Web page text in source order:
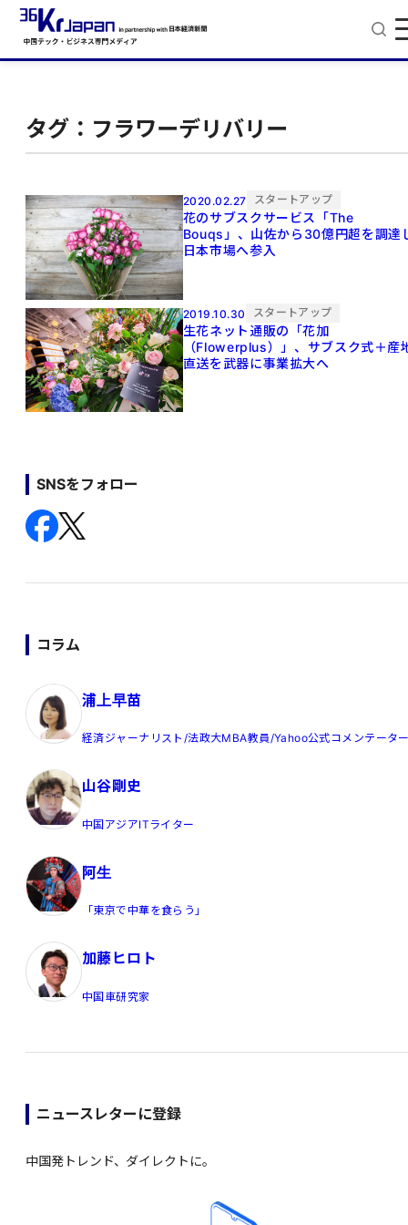
タグ：フラワーデリバリー
2020.02.27 スタートアップ
花のサブスクサービス「The
Bouqs」、山佐から30億円超を調達
日本市場へ参入
2019.10.30 スタートアップ
生花ネット通販の「花加
（Flowerplus）」、サブスク式＋産
直送を武器に事業拡大へ
SNSをフォロー
コラム
浦上早苗
経済ジャーナリスト/法政大MBA教員/Yahoo公式コメンテータ
山谷剛史
中国アジアITライター
阿生
「東京で中華を食らう」
加藤ヒロト
中国車研究家
ニュースレターに登録
中国発トレンド、ダイレクトに。